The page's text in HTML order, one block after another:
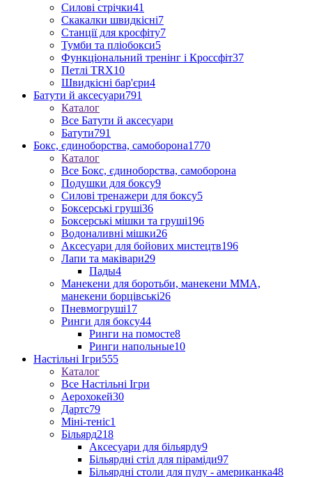
Силові стрічки41
Скакалки швидкісні7
Станції для кросфіту7
Тумби та пліобокси5
Функціональний тренінг і Кроссфіт37
Петлі TRX10
Швидкісні бар'єри4
Батути й аксесуари791
Каталог
Все Батути й аксесуари
Батути791
Бокс, єдиноборства, самоборона1770
Каталог
Все Бокс, єдиноборства, самоборона
Подушки для боксу9
Силові тренажери для боксу5
Боксерські груші36
Боксерські мішки та груші196
Водоналивні мішки26
Аксесуари для бойових мистецтв196
Лапи та маківари29
Пады4
Манекени для боротьби, манекени ММА,
манекени борцівські26
Пневмогруші17
Ринги для боксу44
Ринги на помосте8
Ринги напольные10
Настільні Ігри555
Каталог
Все Настільні Ігри
Аерохокей30
Дартс79
Міні-теніс1
Більярд218
Аксесуари для більярду9
Більярдні стіл для піраміди97
Більярдні столи для пулу - американка48